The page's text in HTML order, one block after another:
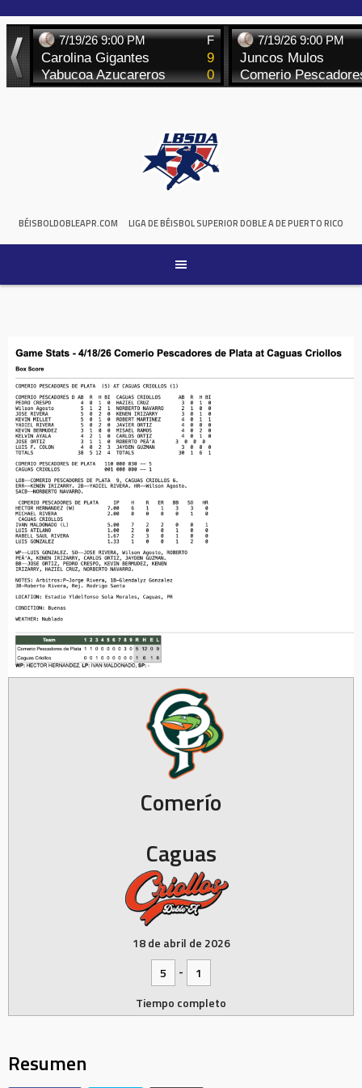
to
content
BÉISBOLDOBLEAPR.COM LIGA DE BÉISBOL SUPERIOR DOBLE A DE PUERTO RICO
Comerío
Caguas
18 de abril de 2026
5
-
1
Tiempo completo
Resumen